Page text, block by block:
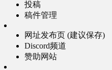
投稿
稿件管理
网址发布页 (建议保存)
Discord频道
赞助网站